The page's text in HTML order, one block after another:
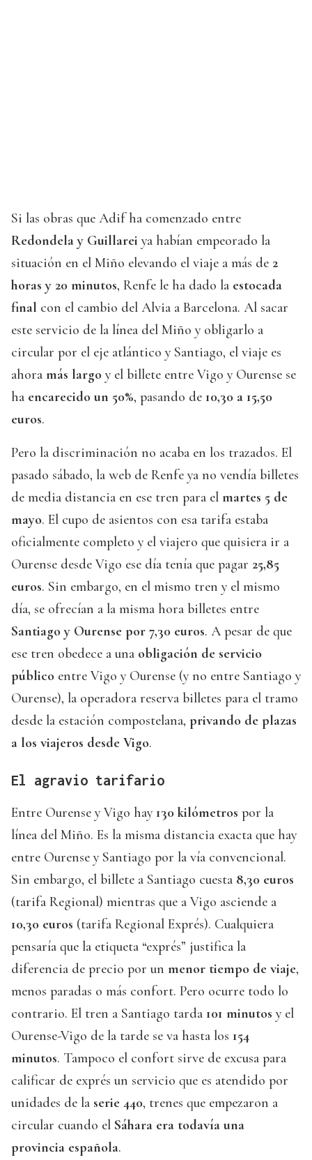
Si las obras que Adif ha comenzado entre
Redondela y Guillarei ya habían empeorado la
situación en el Miño elevando el viaje a más de 2
horas y 20 minutos, Renfe le ha dado la estocada
final con el cambio del Alvia a Barcelona. Al sacar
este servicio de la línea del Miño y obligarlo a
circular por el eje atlántico y Santiago, el viaje es
ahora más largo y el billete entre Vigo y Ourense se
ha encarecido un 50%, pasando de 10,30 a 15,50
euros.
Pero la discriminación no acaba en los trazados. El
pasado sábado, la web de Renfe ya no vendía billetes
de media distancia en ese tren para el martes 5 de
mayo. El cupo de asientos con esa tarifa estaba
oficialmente completo y el viajero que quisiera ir a
Ourense desde Vigo ese día tenía que pagar 25,85
euros. Sin embargo, en el mismo tren y el mismo
día, se ofrecían a la misma hora billetes entre
Santiago y Ourense por 7,30 euros. A pesar de que
ese tren obedece a una obligación de servicio
público entre Vigo y Ourense (y no entre Santiago y
Ourense), la operadora reserva billetes para el tramo
desde la estación compostelana, privando de plazas
a los viajeros desde Vigo.
El agravio tarifario
Entre Ourense y Vigo hay130 kilómetros por la
línea del Miño. Es la misma distancia exacta que hay
entre Ourense y Santiago por la vía convencional.
Sin embargo, el billete a Santiago cuesta 8,30 euros
(tarifa Regional) mientras que a Vigo asciende a
10,30 euros (tarifa Regional Exprés). Cualquiera
pensaría que la etiqueta “exprés” justifica la
diferencia de precio por un menor tiempo de viaje,
menos paradas o más confort. Pero ocurre todo lo
contrario. El tren a Santiago tarda 101 minutos y el
Ourense-Vigo de la tarde se va hasta los 154
minutos. Tampoco el confort sirve de excusa para
calificar de exprés un servicio que es atendido por
unidades de la serie 440, trenes que empezaron a
circular cuando el Sáhara era todavía una
provincia española.